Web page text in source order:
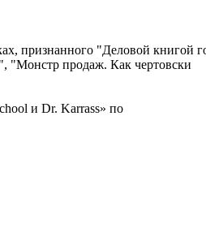
признанного "Деловой книгой
"Монстр продаж. Как чертовски
и Dr. Karrass» по